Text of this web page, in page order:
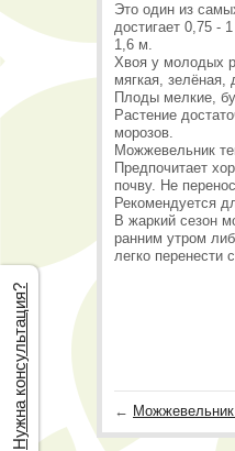
Это один из
достигает 0,75 -
1,6 м.
Хвоя у молодых
мягкая,
Плоды мелкие,
Растение
морозов.
Можжевельник
Предпочитает
почву. Не
Рекомендуется
В жаркий сезон
ранним утром
легко перенести
←
Нужна консультация?